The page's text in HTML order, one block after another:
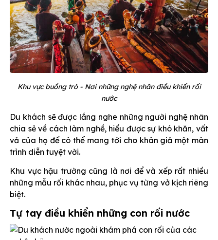
Khu vực buồng trò - Nơi những nghệ nhân điều khiến rối
nước
Du khách sẽ được lắng nghe những người nghệ nhân
chia sẻ về cách làm nghề, hiểu được sự khó khăn, vất
vả của họ để có thể mang tới cho khán giả một màn
trình diễn tuyệt vời.
Khu vực hậu trường cũng là nơi để và xếp rất nhiều
những mẫu rối khác nhau, phục vụ từng vở kịch riêng
biệt.
Tự tay điều khiển những con rối nước